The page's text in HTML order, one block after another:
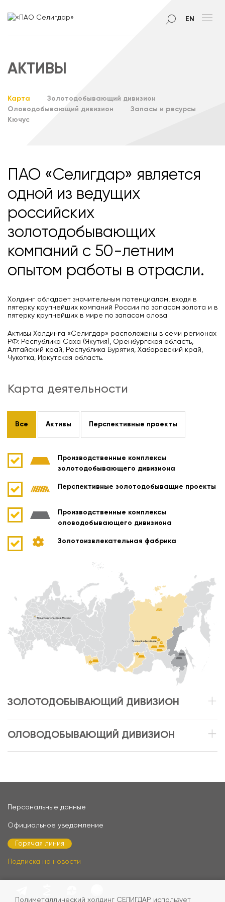
EN
АКТИВЫ
Карта
Золотодобывающий дивизион
Оловодобывающий дивизион
Запасы и ресурсы
Кючус
ПАО «Селигдар» является
одной из ведущих
российских
золотодобывающих
компаний с 50-летним
опытом работы в отрасли.
Холдинг обладает значительным потенциалом, входя в
пятерку крупнейших компаний России по запасам золота и в
пятерку крупнейших в мире по запасам олова.
Активы Холдинга «Селигдар» расположены в семи регионах
РФ: Республика Саха (Якутия), Оренбургская область,
Алтайский край, Республика Бурятия, Хабаровский край,
Чукотка, Иркутская область.
Карта деятельности
Все Активы Перспективные проекты
Производственные комплексы
золотодобывающего дивизиона
Перспективные золотодобыващие проекты
Производственные комплексы
оловодобывающего дивизиона
Золотоизвлекательная фабрика
ЗОЛОТОДОБЫВАЮЩИЙ ДИВИЗИОН
ОЛОВОДОБЫВАЮЩИЙ ДИВИЗИОН
Персональные данные
Официальное уведомление
Горячая линия
Подписка на новости
Полиметаллический холдинг СЕЛИГДАР использует